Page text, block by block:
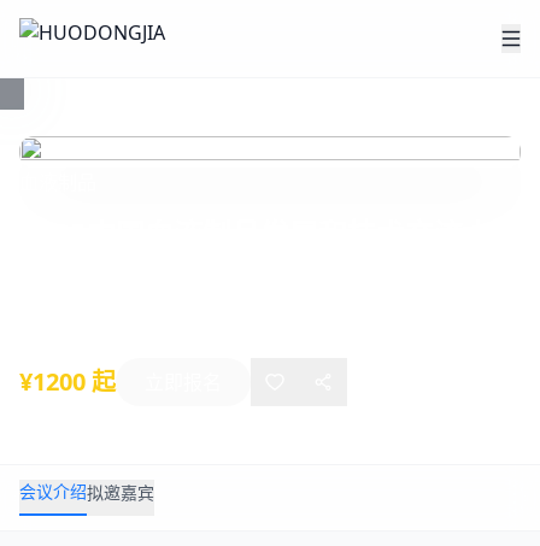
¥1200 起
会议介绍拟邀嘉宾